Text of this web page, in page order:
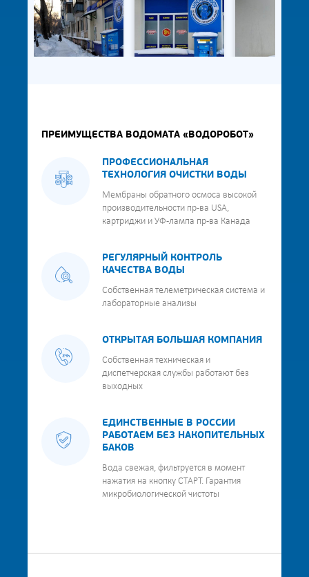
ПРЕИМУЩЕСТВА ВОДОМАТА «ВОДОРОБОТ»
ПРОФЕССИОНАЛЬНАЯ
ТЕХНОЛОГИЯ ОЧИСТКИ ВОДЫ
Мембраны обратного осмоса высокой
производительности пр-ва USA,
картриджи и УФ-лампа пр-ва Канада
РЕГУЛЯРНЫЙ КОНТРОЛЬ
КАЧЕСТВА ВОДЫ
Собственная телеметрическая система и
лабораторные анализы
ОТКРЫТАЯ БОЛЬШАЯ КОМПАНИЯ
Собственная техническая и
диспетчерская службы работают без
выходных
ЕДИНСТВЕННЫЕ В РОССИИ
РАБОТАЕМ БЕЗ НАКОПИТЕЛЬНЫХ
БАКОВ
Вода свежая, фильтруется в момент
нажатия на кнопку СТАРТ. Гарантия
микробиологической чистоты